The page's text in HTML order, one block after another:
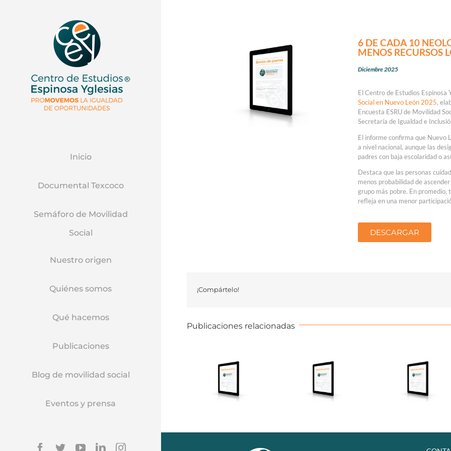
Inicio
Documental Texcoco
Semáforo de Movilidad
Social
Nuestro origen
Quiénes somos
Qué hacemos
Publicaciones
Blog de movilidad social
Eventos y prensa
6 DE CADA 10
MENOS RECURSOS
Diciembre 2025
El Centro de Estudios Espinosa
Social en Nuevo León 2025,
Encuesta ESRU de Movilidad
Secretaría de Igualdad e
El informe confirma que Nuevo
a nivel nacional, aunque las
padres con baja escolaridad o
Destaca que las personas
menos probabilidad de
grupo más pobre. En promedio,
refleja en una menor
DESCARGAR
¡Compártelo!
Publicaciones relacionadas